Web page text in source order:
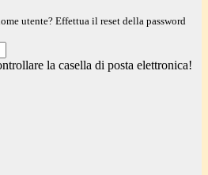
utente? Effettua il reset della password
la casella di posta elettronica!